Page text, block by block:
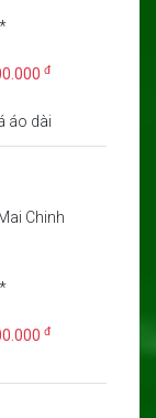
*
đ
áo dài
Chinh
*
đ